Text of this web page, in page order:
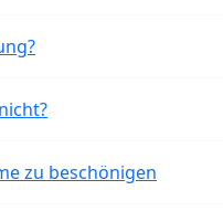
zu beschönigen